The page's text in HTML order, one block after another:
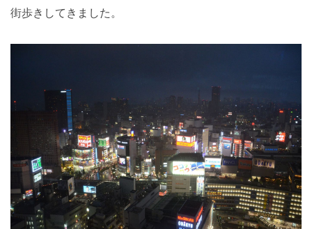
街歩きしてきました。